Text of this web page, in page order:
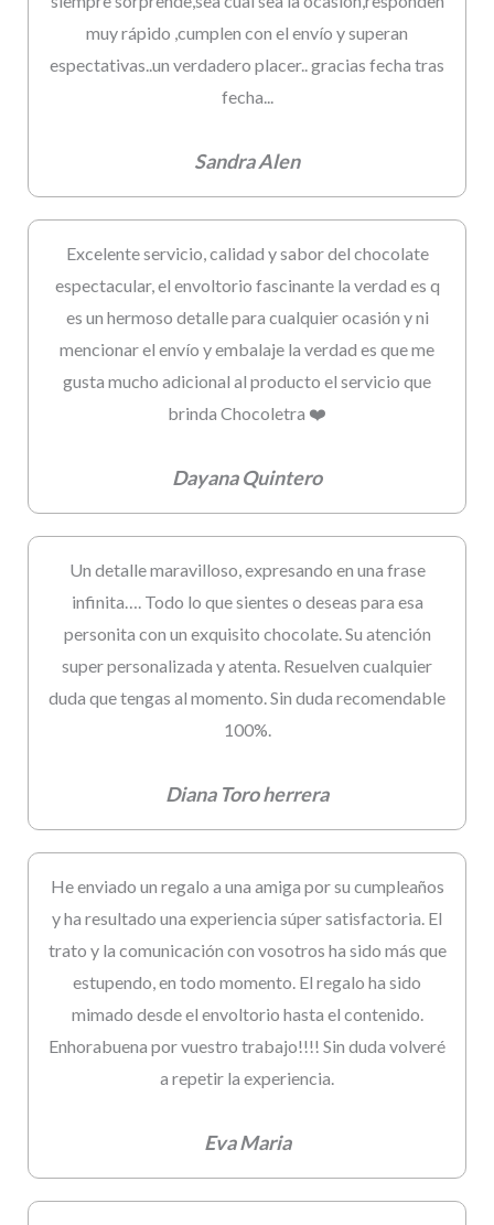
muy rápido ,cumplen con el envío y superan
espectativas..un verdadero placer.. gracias fecha tras
fecha...
Sandra Alen
Excelente servicio, calidad y sabor del chocolate
espectacular, el envoltorio fascinante la verdad es q
es un hermoso detalle para cualquier ocasión y ni
mencionar el envío y embalaje la verdad es que me
gusta mucho adicional al producto el servicio que
brinda Chocoletra ❤️
Dayana Quintero
Un detalle maravilloso, expresando en una frase
infinita…. Todo lo que sientes o deseas para esa
personita con un exquisito chocolate. Su atención
super personalizada y atenta. Resuelven cualquier
duda que tengas al momento. Sin duda recomendable
100%.
Diana Toro herrera
He enviado un regalo a una amiga por su cumpleaños
y ha resultado una experiencia súper satisfactoria. El
trato y la comunicación con vosotros ha sido más que
estupendo, en todo momento. El regalo ha sido
mimado desde el envoltorio hasta el contenido.
Enhorabuena por vuestro trabajo!!!! Sin duda volveré
a repetir la experiencia.
Eva Maria